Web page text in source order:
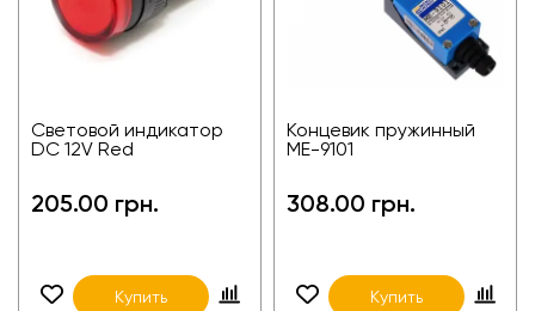
Световой индикатор
DС 12V Red
205.00 грн.
Купить
Концевик пружинный
ME-9101
308.00 грн.
Купить